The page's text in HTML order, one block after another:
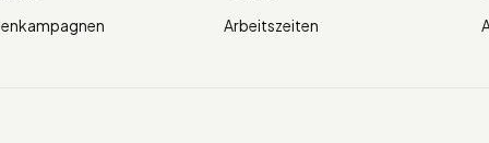
Arbeitszeiten